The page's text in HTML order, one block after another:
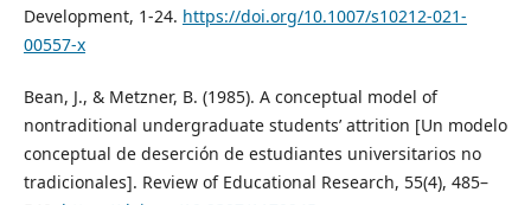
Development, 1-24. https://doi.org/10.1007/s10212-021-
00557-x
Bean, J., & Metzner, B. (1985). A conceptual model of
nontraditional undergraduate students’ attrition [Un modelo
conceptual de deserción de estudiantes universitarios no
tradicionales]. Review of Educational Research, 55(4), 485–